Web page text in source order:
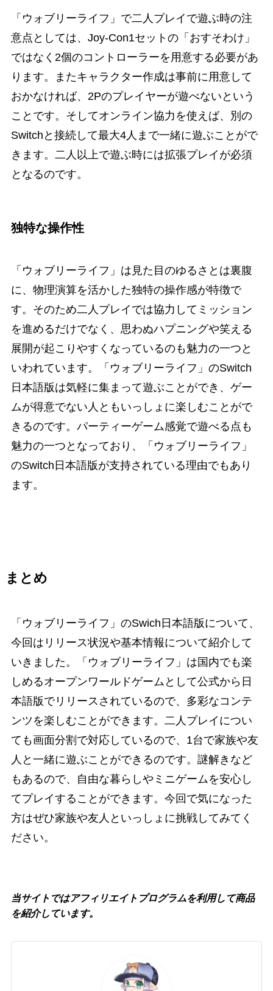
「ウォブリーライフ」で二人プレイで遊ぶ時の注
意点としては、Joy-Con1セットの「おすそわけ」
ではなく2個のコントローラーを用意する必要があ
ります。またキャラクター作成は事前に用意して
おかなければ、2Pのプレイヤーが遊べないという
ことです。そしてオンライン協力を使えば、別の
Switchと接続して最大4人まで一緒に遊ぶことがで
きます。二人以上で遊ぶ時には拡張プレイが必須
となるのです。
独特な操作性
「ウォブリーライフ」は見た目のゆるさとは裏腹
に、物理演算を活かした独特の操作感が特徴で
す。そのため二人プレイでは協力してミッション
を進めるだけでなく、思わぬハプニングや笑える
展開が起こりやすくなっているのも魅力の一つと
いわれています。「ウォブリーライフ」のSwitch
日本語版は気軽に集まって遊ぶことができ、ゲー
ムが得意でない人ともいっしょに楽しむことがで
きるのです。パーティーゲーム感覚で遊べる点も
魅力の一つとなっており、「ウォブリーライフ」
のSwitch日本語版が支持されている理由でもあり
ます。
まとめ
「ウォブリーライフ」のSwich日本語版について、
今回はリリース状況や基本情報について紹介して
いきました。「ウォブリーライフ」は国内でも楽
しめるオープンワールドゲームとして公式から日
本語版でリリースされているので、多彩なコンテ
ンツを楽しむことができます。二人プレイについ
ても画面分割で対応しているので、1台で家族や友
人と一緒に遊ぶことができるのです。謎解きなど
もあるので、自由な暮らしやミニゲームを安心し
てプレイすることができます。今回で気になった
方はぜひ家族や友人といっしょに挑戦してみてく
ださい。
当サイトではアフィリエイトプログラムを利用して商品
を紹介しています。